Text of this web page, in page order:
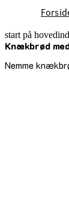
start på
Knækbrød
Nemme
senest opdateret